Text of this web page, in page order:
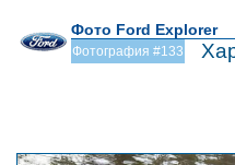
Фото Ford Explorer
Фотография #133